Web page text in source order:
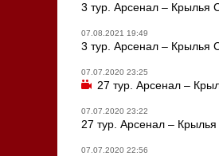
3 тур. Арсенал – Крылья
07.08.2021 19:49
3 тур. Арсенал – Крылья
07.07.2020 23:25
27 тур. Арсенал –
07.07.2020 23:22
27 тур. Арсенал – Крылья
07.07.2020 22:56